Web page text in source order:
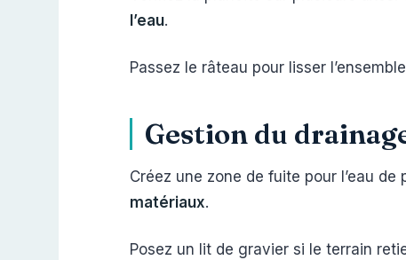
l’eau.
Passez le râteau pour lisser
Gestion du
Créez une zone de fuite pour l’eau
matériaux.
Posez un lit de gravier si le terrain